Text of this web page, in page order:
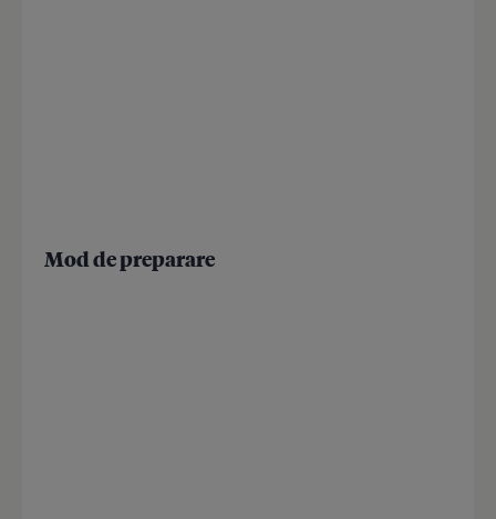
Mod de preparare